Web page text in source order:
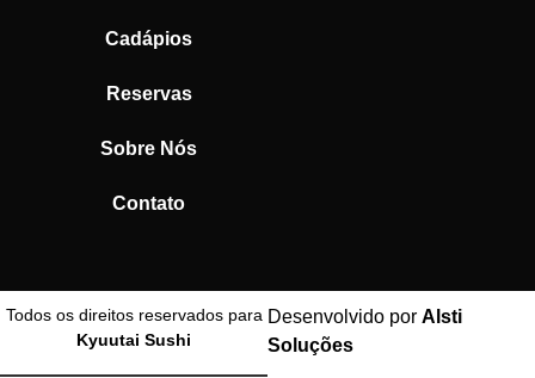
Cadápios
Reservas
Sobre Nós
Contato
Todos os direitos reservados para
Kyuutai Sushi
Desenvolvido por Alsti
Soluções